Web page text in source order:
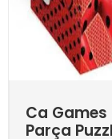
Ca Games
Parça